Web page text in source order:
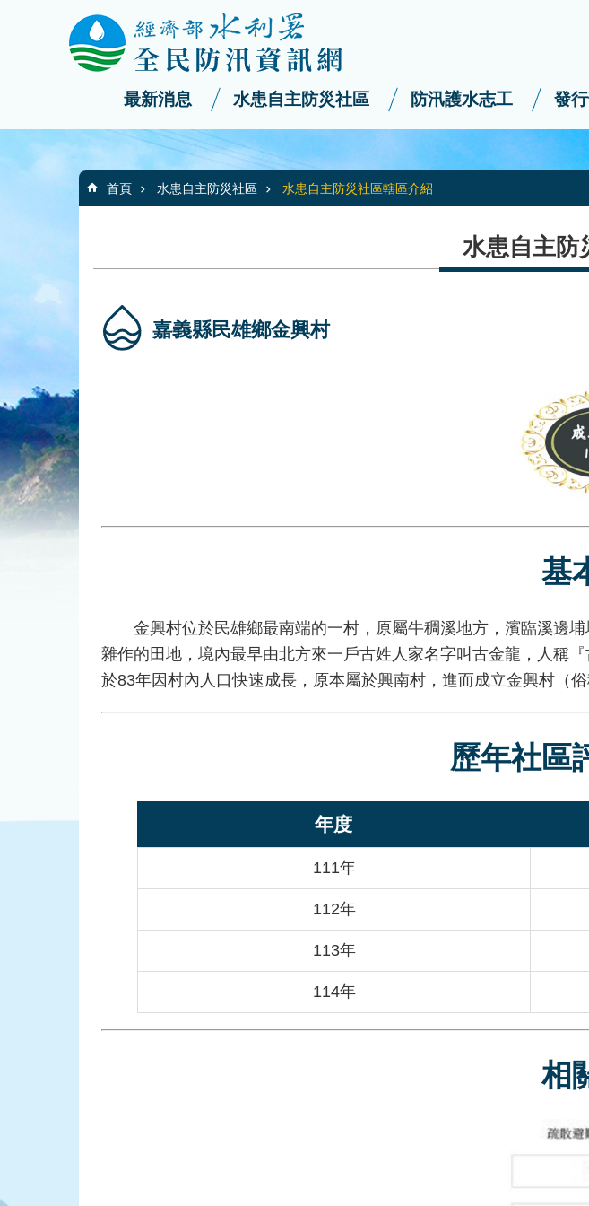
跳到主要內容區塊
最新消息 水患自主防災社區 防汛護水志工 發
:::
首頁 水患自主防災社區 水患自主防災社區轄區介紹
水患自主防
嘉義縣民雄鄉金興村
基
金興村位於民雄鄉最南端的一村，原屬牛稠溪地方，濱臨溪邊埔
雜作的田地，境內最早由北方來一戶古姓人家名字叫古金龍，人稱
於83年因村內人口快速成長，原本屬於興南村，進而成立金興村（俗
歷年社區
年度
111年
112年
113年
114年
相